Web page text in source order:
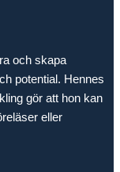
och skapa
potential. Hennes
gör att hon kan
eller